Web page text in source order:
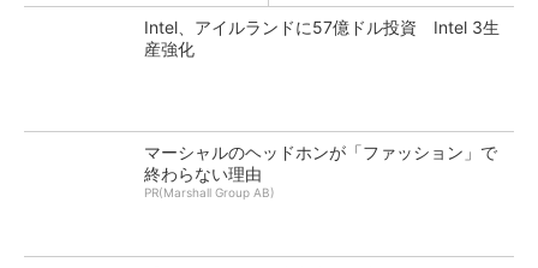
Intel、アイルランドに57億ドル投資 Intel 3生
産強化
マーシャルのヘッドホンが「ファッション」で
終わらない理由
PR(Marshall Group AB)